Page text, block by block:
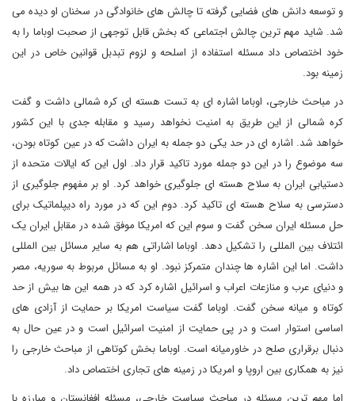
و توسعه دانش های فضایی گرفته تا چالش های خانوادگی در سخنان او دیده می
شد. شاید مهم ترین چالش اجتماعی که بخش قابل توجهی از صحبت اوباما را به
خود اختصاص داد مسئله استفاده از اسلحه و لزوم تبدبل قوانین خاص در این
زمینه بود.
در مباحث خارجی، اوباما اشاره ای به تست هسته ای کره شمالی داشت و گفت
کره شمالی از این طریق به امنیت نخواهد رسید و مقابله جدی با این کشور
خواهد شد. اشاره ای در حد یکی دو جمله به ایران داشت که در عین کوتاه بودن،
سه موضوع را در این دو جمله مورد تاکید قرار داد. اول این که ایالات متحده از
دستیابی ایران به سلاح هسته ای جلوگیری خواهد کرد. او بر مفهوم جلوگیری از
دسترسی به سلاح هسته ای تاکید کرد. دوم این که در مورد راه دیپلماتیک برای
حل مسئله ایران سخن گفت و سوم این که امریکا موفق شده در مقابل ایران یک
ائتلاف بین المللی را تشکیل دهد. اوباما اشاراتی هم به سایر مسائل بین المللی
داشت. اما این اشاره ها چندان متمرکز نبود. او به مسائل مربوط به سوریه، مصر
و دنیای عرب و منازعات اعراب و اسرائیل اشاره کرد که در همه این ها بیش از حد
کوتاه و میانه سخن گفت. اوباما گفت سیاست امریکا بر حمایت از آزادی های
اساسی استوار است و در پی حمایت از امنیت اسرائیل است و در عین حال به
دنبال برقراری صلح در خاورمیانه است. اوباما بخش کوتاهی از مباحث خارجی را
نیز به همکاری بین اروپا و امریکا در زمینه های تجاری اختصاص داد.